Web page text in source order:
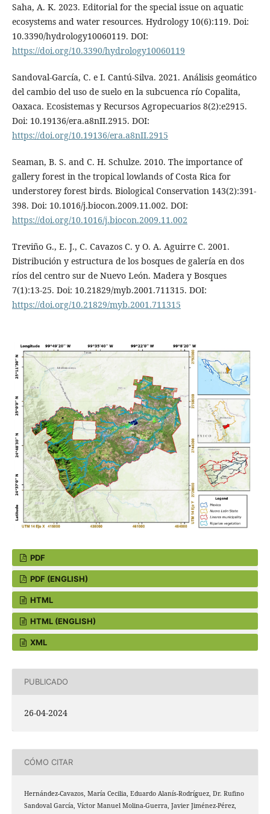
Saha, A. K. 2023. Editorial for the special issue on aquatic
ecosystems and water resources. Hydrology 10(6):119. Doi:
10.3390/hydrology10060119. DOI:
https://doi.org/10.3390/hydrology10060119
Sandoval-García, C. e I. Cantú-Silva. 2021. Análisis geomático
del cambio del uso de suelo en la subcuenca río Copalita,
Oaxaca. Ecosistemas y Recursos Agropecuarios 8(2):e2915.
Doi: 10.19136/era.a8nII.2915. DOI:
https://doi.org/10.19136/era.a8nII.2915
Seaman, B. S. and C. H. Schulze. 2010. The importance of
gallery forest in the tropical lowlands of Costa Rica for
understorey forest birds. Biological Conservation 143(2):391-
398. Doi: 10.1016/j.biocon.2009.11.002. DOI:
https://doi.org/10.1016/j.biocon.2009.11.002
Treviño G., E. J., C. Cavazos C. y O. A. Aguirre C. 2001.
Distribución y estructura de los bosques de galería en dos
ríos del centro sur de Nuevo León. Madera y Bosques
7(1):13-25. Doi: 10.21829/myb.2001.711315. DOI:
https://doi.org/10.21829/myb.2001.711315
PDF
PDF (ENGLISH)
HTML
HTML (ENGLISH)
XML
PUBLICADO
26-04-2024
CÓMO CITAR
Hernández-Cavazos, María Cecilia, Eduardo Alanís-Rodríguez, Dr. Rufino
Sandoval García, Víctor Manuel Molina-Guerra, Javier Jiménez-Pérez,